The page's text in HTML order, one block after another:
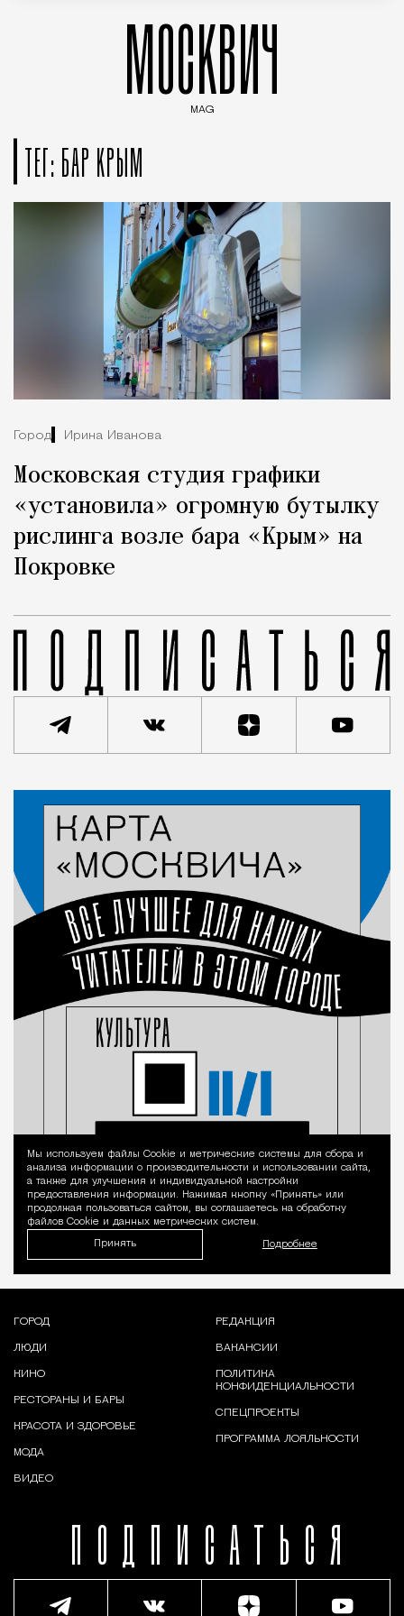
МОСКВИЧ
MAG
ТЕГ: БАР КРЫМ
Город Ирина Иванова
Московская студия графики
«установила» огромную бутылку
рислинга возле бара «Крым» на
Покровке
Уведомление
Мы используем файлы Сookie и метрические системы для сбора и
анализа информации о производительности и использовании сайта,
а также для улучшения и индивидуальной настройки
предоставления информации. Нажимая кнопку «Принять» или
продолжая пользоваться сайтом, вы соглашаетесь на обработку
файлов Cookie и данных метрических систем.
Принять Подробнее
ПОДПИСАТЬСЯ
ГОРОД
ЛЮДИ
КИНО
РЕСТОРАНЫ И БАРЫ
КРАСОТА И ЗДОРОВЬЕ
МОДА
ВИДЕО
РЕДАКЦИЯ
ВАКАНСИИ
ПОЛИТИКА
КОНФИДЕНЦИАЛЬНОСТИ
СПЕЦПРОЕКТЫ
ПРОГРАММА ЛОЯЛЬНОСТИ